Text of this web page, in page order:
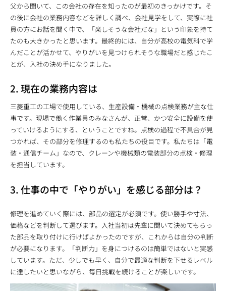
父から聞いて、この会社の存在を知ったのが最初のきっかけです。そ
の後に会社の業務内容などを詳しく調べ、会社見学をして、実際に社
員の方にお話を聞く中で、「楽しそうな会社だな」という印象を持て
たのも大きかったと思います。最終的には、自分が高校の電気科で学
んだことが活かせて、やりがいを見つけられそうな職場だと感じたこ
とが、入社の決め手になりました。
2. 現在の業務内容は
三菱重工の工場で使用している、生産設備・機械の点検業務が主な仕
事です。現場で働く作業員のみなさんが、正常、かつ安全に設備を使
っていけるようにする、ということですね。点検の過程で不具合が見
つかれば、その部分を修理するのも私たちの役目です。私たちは「電
装・通信チーム」なので、クレーンや機械類の電装部分の点検・修理
を担当しています。
3. 仕事の中で「やりがい」を感じる部分は？
修理を進めていく際には、部品の選定が必須です。使い勝手や寸法、
価格などを判断して選びます。入社当初は先輩に聞いて決めてもらっ
た部品を取り付けに行けばよかったのですが、これからは自分の判断
が必要になります。「判断力」を身につけるのは簡単ではないと実感
しています。ただ、少しでも早く、自分で最適な判断を下せるレベル
に達したいと思いながら、毎日挑戦を続けることが楽しいです。